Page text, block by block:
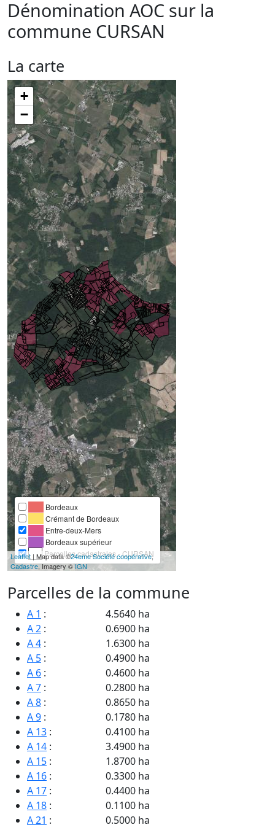
Dénomination AOC sur la
commune CURSAN
La carte
+
−
Bordeaux
Crémant de Bordeaux
Entre-deux-Mers
Bordeaux supérieur
Parcelles cadastrales - CURSAN
Leaflet | Map data ©24eme Société coopérative,
Cadastre, Imagery ©IGN
Parcelles de la commune
A 1 :
4.5640 ha
A 2 :
0.6900 ha
A 4 :
1.6300 ha
A 5 :
0.4900 ha
A 6 :
0.4600 ha
A 7 :
0.2800 ha
A 8 :
0.8650 ha
A 9 :
0.1780 ha
A 13 :
0.4100 ha
A 14 :
3.4900 ha
A 15 :
1.8700 ha
A 16 :
0.3300 ha
A 17 :
0.4400 ha
A 18 :
0.1100 ha
A 21 : 0.5000 ha